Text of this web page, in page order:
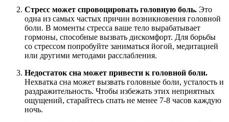
Стресс может спровоцировать головную боль. Это
одна из самых частых причин возникновения головной
боли. В моменты стресса ваше тело вырабатывает
гормоны, способные вызвать дискомфорт. Для борьбы
со стрессом попробуйте заниматься йогой, медитацией
или другими методами расслабления.
Недостаток сна может привести к головной боли.
Нехватка сна может вызвать головные боли, усталость и
раздражительность. Чтобы избежать этих неприятных
ощущений, старайтесь спать не менее 7-8 часов каждую
ночь.